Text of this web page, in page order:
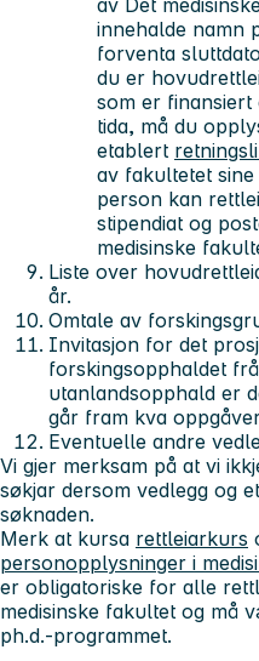
av Det
innehalde namn
forventa
du er
som er
tida, må du
etablert
av fakultetet
person kan
stipendiat og
medisinske
Liste over
år.
Omtale av
Invitasjon for det
forskingsopphaldet
utanlandsopphald er
går fram kva
Eventuelle andre
Vi gjer merksam på at vi
søkjar dersom vedlegg og
søknaden.
Merk at kursa rettleiarkurs
personopplysninger i
er obligatoriske for alle
medisinske fakultet og må
ph.d.-programmet.